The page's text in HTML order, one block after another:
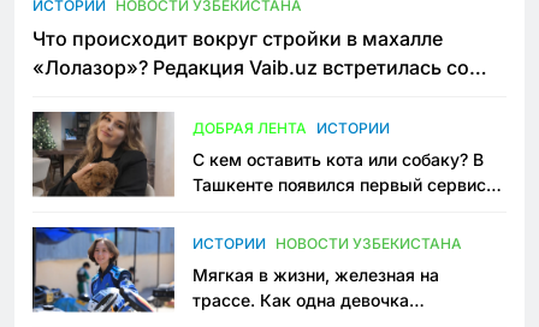
ИСТОРИИ НОВОСТИ УЗБЕКИСТАНА
Что происходит вокруг стройки в махалле
«Лолазор»? Редакция Vaib.uz встретилась со
ДОБРАЯ ЛЕНТА ИСТОРИИ
С кем оставить кота или собаку? В
Ташкенте появился первый сервис
ИСТОРИИ НОВОСТИ УЗБЕКИСТАНА
Мягкая в жизни, железная на
трассе. Как одна девочка